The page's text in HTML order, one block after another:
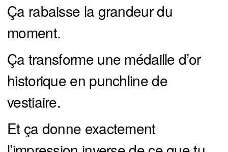
Ça rabaisse la grandeur du
moment.
Ça transforme une médaille d’or
historique en punchline de
vestiaire.
Et ça donne exactement